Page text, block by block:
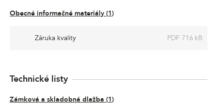
Obecné informačné materiály (1)
Záruka kvality PDF 716 kB
Technické listy
Zámková a skladobná dlažba (1)